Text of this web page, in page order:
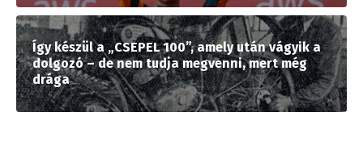
Így készül a „CSEPEL 100”, amely után vágyik a
dolgozó – de nem tudja megvenni, mert még
drága